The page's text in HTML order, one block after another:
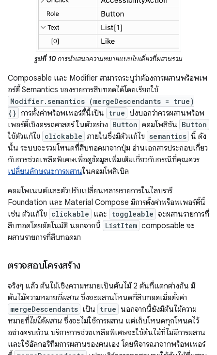
รูปที่ 10 การนําเสนอความหมายแบบใบเดี่ยวที่ผสานรวม
Composable และ Modifier สามารถระบุว่าต้องการผสานพร็อพเพ
อร์ตี้ Semantics ของรายการสืบทอดได้โดยเรียกใช้
Modifier.semantics (mergeDescendants = true)
{} การตั้งค่าพร็อพเพอร์ตี้นี้เป็น true บ่งบอกว่าควรผสานพร็อพ
เพอร์ตี้เชิงอรรถศาสตร์ ในตัวอย่าง Button คอมโพสิชัน Button
ใช้ตัวแก้ไข clickable ภายในซึ่งมีตัวแก้ไข semantics นี้ ดัง
นั้น ระบบจะรวมโหนดที่สืบทอดมาจากปุ่ม อ่านเอกสารประกอบเกี่ยว
กับการช่วยเหลือพิเศษเพื่อดูข้อมูลเพิ่มเติมเกี่ยวกับกรณีที่คุณควร
เปลี่ยนลักษณะการผสานในคอมโพสิเบิล
คอมโพเนนต์และตัวปรับเปลี่ยนหลายรายการในไลบรารี
Foundation และ Material Compose มีการตั้งค่าพร็อพเพอร์ตี้นี้
เช่น ตัวแก้ไข clickable และ toggleable จะผสานรายการที่
สืบทอดโดยอัตโนมัติ นอกจากนี้ ListItem composable จะ
ผสานรายการที่สืบทอดมา
ตรวจสอบโครงสร้าง
จริงๆ แล้ว ต้นไม้เชิงความหมายเป็นต้นไม้ 2 ต้นที่แตกต่างกัน มี
ต้นไม้ความหมายที่ผสาน ซึ่งจะผสานโหนดที่สืบทอดเมื่อตั้งค่า
mergeDescendants เป็น true นอกจากนี้ยังมีต้นไม้ความ
หมายที่ไม่ได้ผสาน ซึ่งจะไม่ใช้การผสาน แต่เก็บโหนดทุกโหนดไว้
อย่างครบถ้วน บริการการช่วยเหลือพิเศษจะใช้ต้นไม้ที่ไม่มีการผสาน
และใช้อัลกอริทึมการผสานของตนเอง โดยพิจารณาจากพร็อพเพอร์